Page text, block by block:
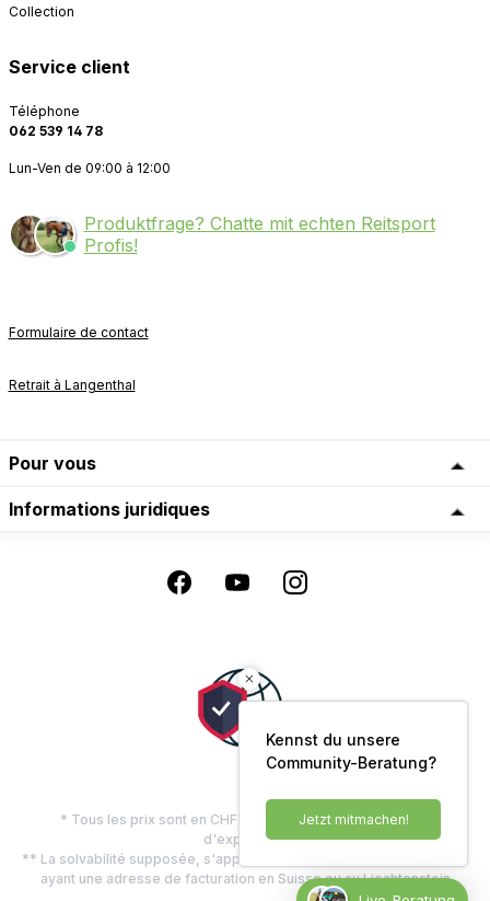
Collection
Service client
Téléphone
062 539 14 78
Lun-Ven de 09:00 à 12:00
Produktfrage? Chatte mit echten Reitsport
Profis!
Formulaire de contact
Retrait à Langenthal
Pour vous
Informations juridiques
* Tous les prix sont en CHF, TVA comprise, plus les frais
d'expédition
** La solvabilité supposée, s'applique uniquement aux clients privés
ayant une adresse de facturation en Suisse ou au Liechtenstein
Kennst du unsere
Community-Beratung?
Jetzt mitmachen!